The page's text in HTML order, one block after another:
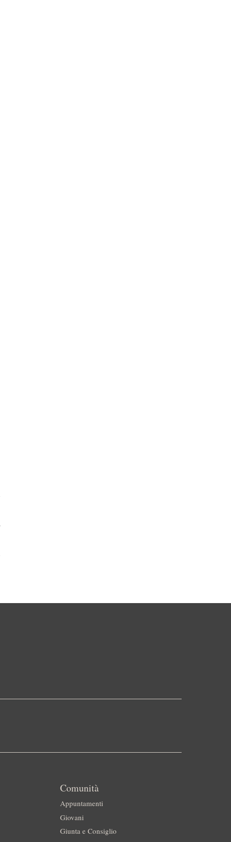
Comunità
Appuntamenti
Giovani
Giunta e Consiglio